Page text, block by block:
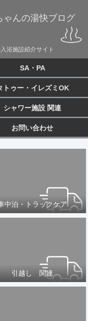
ゃんの湯快ブログ
浴施設紹介サイト
SA・PA
トゥー・イレズミOK
シャワー施設 関連
お問い合わせ
中泊・トラックケア
引越し 関連